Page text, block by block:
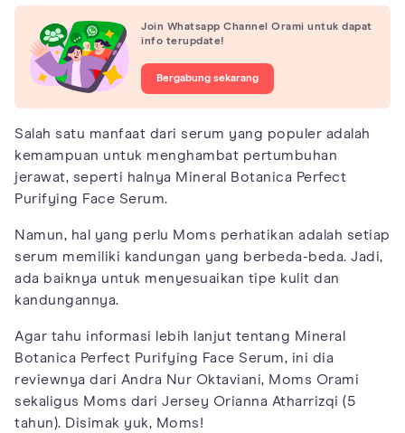
Join Whatsapp Channel Orami untuk dapat
info terupdate!
Bergabung sekarang
Salah satu manfaat dari serum yang populer adalah
kemampuan untuk menghambat pertumbuhan
jerawat, seperti halnya Mineral Botanica Perfect
Purifying Face Serum.
Namun, hal yang perlu Moms perhatikan adalah setiap
serum memiliki kandungan yang berbeda-beda. Jadi,
ada baiknya untuk menyesuaikan tipe kulit dan
kandungannya.
Agar tahu informasi lebih lanjut tentang Mineral
Botanica Perfect Purifying Face Serum, ini dia
reviewnya dari Andra Nur Oktaviani, Moms Orami
sekaligus Moms dari Jersey Orianna Atharrizqi (5
tahun). Disimak yuk, Moms!